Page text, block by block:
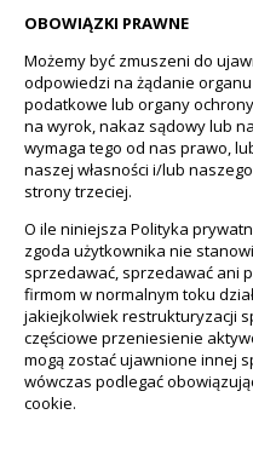
OBOWIĄZKI PRAWNE
Możemy być zmuszeni do
odpowiedzi na żądanie
podatkowe lub organy
na wyrok, nakaz sądowy lub
wymaga tego od nas prawo,
naszej własności i/lub
strony trzeciej.
O ile niniejsza Polityka
zgoda użytkownika nie
sprzedawać, sprzedawać ani
firmom w normalnym toku
jakiejkolwiek restrukturyzacji
częściowe przeniesienie
mogą zostać ujawnione innej
wówczas podlegać
cookie.